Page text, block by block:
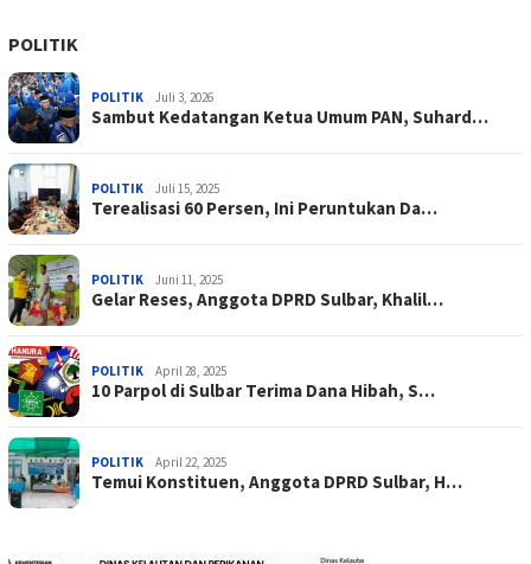
POLITIK
POLITIK Juli 3, 2026
Sambut Kedatangan Ketua Umum PAN, Suhard…
POLITIK Juli 15, 2025
Terealisasi 60 Persen, Ini Peruntukan Da…
POLITIK Juni 11, 2025
Gelar Reses, Anggota DPRD Sulbar, Khalil…
POLITIK April 28, 2025
10 Parpol di Sulbar Terima Dana Hibah, S…
POLITIK April 22, 2025
Temui Konstituen, Anggota DPRD Sulbar, H…